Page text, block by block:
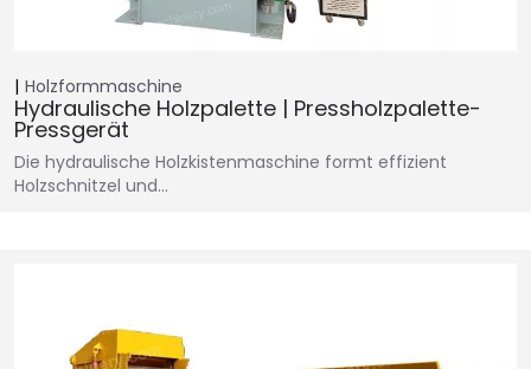
Holzformmaschine
Hydraulische Holzpalette | Pressholzpalette-
Pressgerät
Die hydraulische Holzkistenmaschine formt effizient
Holzschnitzel und…